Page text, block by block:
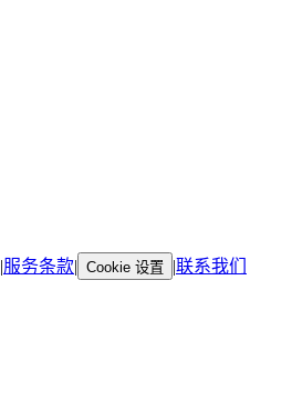
|服务条款| Cookie 设置 |联系我们